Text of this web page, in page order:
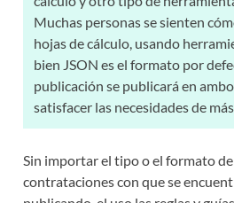
Muchas personas se sienten
hojas de cálculo, usando
bien JSON es el formato por
publicación se publicará en
satisfacer las necesidades de
Sin importar el tipo o el formato
contrataciones con que se